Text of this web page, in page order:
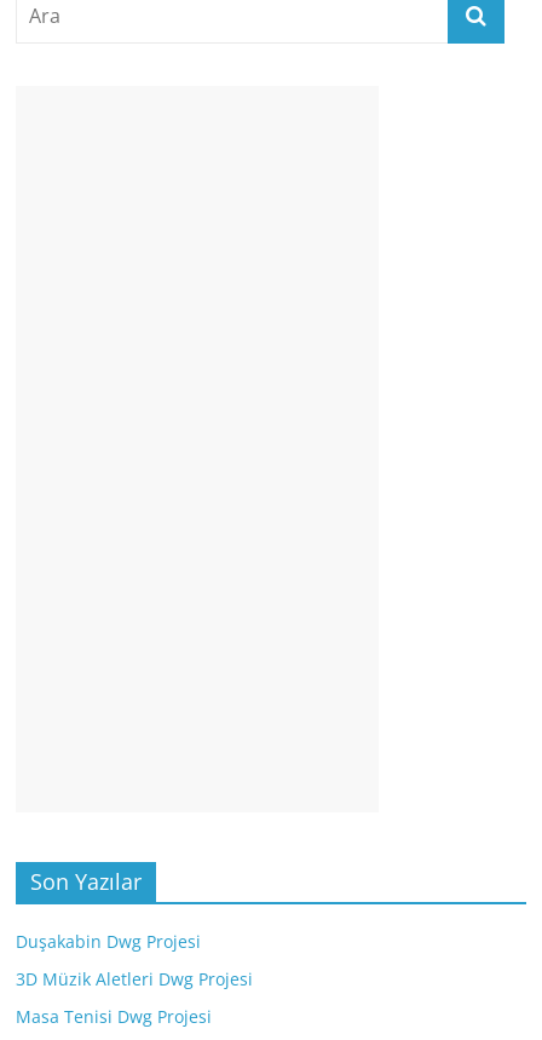
Son Yazılar
Duşakabin Dwg Projesi
3D Müzik Aletleri Dwg Projesi
Masa Tenisi Dwg Projesi